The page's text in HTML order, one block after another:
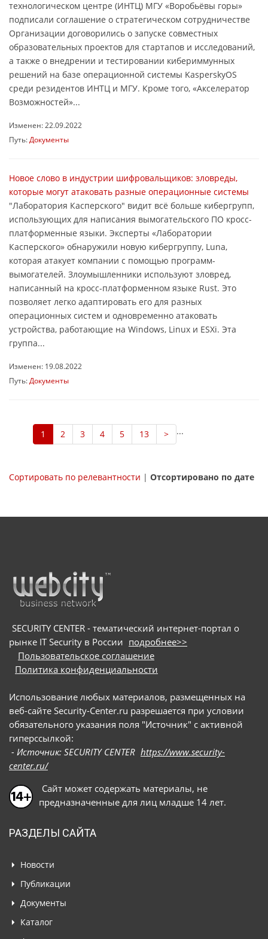
технологическом центре (ИНТЦ) МГУ «Воробьёвы горы»
подписали соглашение о стратегическом сотрудничестве
Организации договорились о запуске совместных
образовательных проектов для стартапов и исследований,
а также о внедрении и тестировании кибериммунных
решений на базе операционной системы KasperskyOS
среди резидентов ИНТЦ и МГУ. Кроме того, «Акселератор
Возможностей»...
Изменен: 22.09.2022
Путь: Документы
Новое слово в индустрии шифровальщиков: зловреды,
которые могут атаковать разные операционные системы
"Лаборатория Касперского" видит всё больше кибергрупп,
использующих для написания вымогательского ПО кросс-
платформенные языки. Эксперты «Лаборатории
Касперского» обнаружили новую кибергруппу, Luna,
которая атакует компании с помощью программ-
вымогателей. Злоумышленники используют зловред,
написанный на кросс-платформенном языке Rust. Это
позволяет легко адаптировать его для разных
операционных систем и одновременно атаковать
устройства, работающие на Windows, Linux и ESXi. Эта
группа...
Изменен: 19.08.2022
Путь: Документы
1 2 3 4 5 ...
13 >
Сортировать по релевантности | Отсортировано по дате
SECURITY CENTER - тематический интернет-портал о
рынке IT Security в России подробнее>>
Пользовательское соглашение
Политика конфиденциальности
Использование любых материалов, размещенных на
веб-сайте Security-Center.ru разрешается при условии
обязательного указания поля "Источник" с активной
гиперссылкой:
- Источник: SECURITY CENTER https://www.security-
center.ru/
Сайт может содержать материалы, не
предназначенные для лиц младше 14 лет.
РАЗДЕЛЫ САЙТА
Новости
Публикации
Документы
Каталог